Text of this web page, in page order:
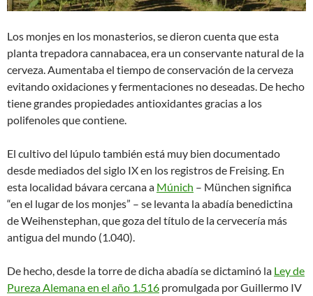
Los monjes en los monasterios, se dieron cuenta que esta
planta trepadora cannabacea, era un conservante natural de la
cerveza. Aumentaba el tiempo de conservación de la cerveza
evitando oxidaciones y fermentaciones no deseadas. De hecho
tiene grandes propiedades antioxidantes gracias a los
polifenoles que contiene.
El cultivo del lúpulo también está muy bien documentado
desde mediados del siglo IX en los registros de Freising. En
esta localidad bávara cercana a Múnich – München significa
“en el lugar de los monjes” – se levanta la abadía benedictina
de Weihenstephan, que goza del título de la cervecería más
antigua del mundo (1.040).
De hecho, desde la torre de dicha abadía se dictaminó la Ley de
Pureza Alemana en el año 1.516 promulgada por Guillermo IV